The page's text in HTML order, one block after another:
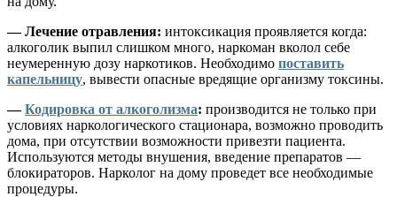
— Лечение отравления: интоксикация проявляется когда:
алкоголик выпил слишком много, наркоман вколол себе
неумеренную дозу наркотиков. Необходимо поставить
капельницу, вывести опасные вредящие организму токсины.
—Кодировка от алкоголизма: производится не только при
условиях наркологического стационара, возможно проводить
дома, при отсутствии возможности привезти пациента.
Используются методы внушения, введение препаратов —
блокираторов. Нарколог на дому проведет все необходимые
процедуры.